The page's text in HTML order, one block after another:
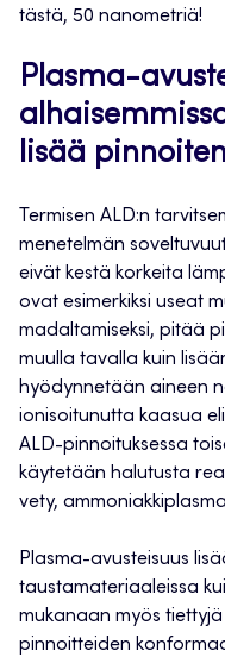
tästä, 50 nanometriä!
Plasma-
lisää
Termisen ALD:n
menetelmän
eivät kestä korkeita
ovat esimerkiksi useat
madaltamiseksi, pitää
muulla tavalla kuin
hyödynnetään aineen
ionisoitunutta kaasua
ALD-pinnoituksessa
käytetään halutusta
vety,
Plasma-avusteisuus
taustamateriaaleissa
mukanaan myös
pinnoitteiden